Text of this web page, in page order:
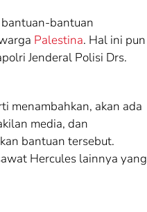
bantuan
Palestina. Hal ini pun
Jenderal Polisi Drs.
menambahkan, akan ada
media, dan
bantuan tersebut.
Hercules lainnya yang